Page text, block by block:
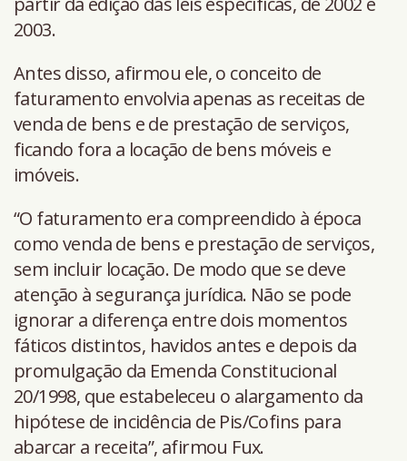
2003.
Antes disso, afirmou ele, o conceito de
faturamento envolvia apenas as receitas de
venda de bens e de prestação de serviços,
ficando fora a locação de bens móveis e
imóveis.
“O faturamento era compreendido à época
como venda de bens e prestação de serviços,
sem incluir locação. De modo que se deve
atenção à segurança jurídica. Não se pode
ignorar a diferença entre dois momentos
fáticos distintos, havidos antes e depois da
promulgação da Emenda Constitucional
20/1998, que estabeleceu o alargamento da
hipótese de incidência de Pis/Cofins para
abarcar a receita”, afirmou Fux.